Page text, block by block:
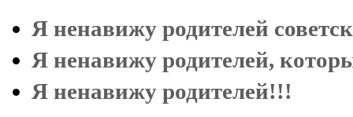
Я ненавижу родителей
Я ненавижу родителей,
Я ненавижу родителей!!!